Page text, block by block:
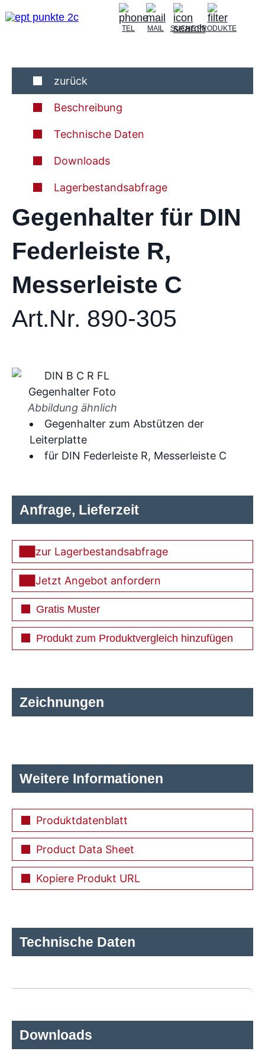
TEL MAIL SUCHEPRODUKTE
zurück
Beschreibung
Technische Daten
Downloads
Lagerbestandsabfrage
Gegenhalter für DIN
Federleiste R,
Messerleiste C
Art.Nr. 890-305
Abbildung ähnlich
Gegenhalter zum Abstützen der
Leiterplatte
für DIN Federleiste R, Messerleiste C
Zeichnungen
Weitere Informationen
Produktdatenblatt
Product Data Sheet
Kopiere Produkt URL
Anfrage, Lieferzeit
zur Lagerbestandsabfrage
Jetzt Angebot anfordern
Gratis Muster
Produkt zum Produktvergleich hinzufügen
Technische Daten
Downloads